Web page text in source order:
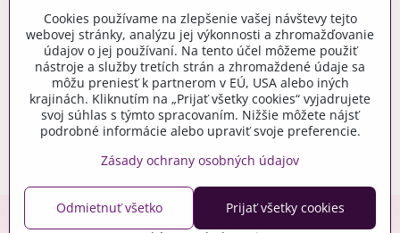
Gravírovanie
Materiály na stiahnutie
Videonávody
Blog
Kreatívna poradňa
Copyright © 2006-2026 crafty.sk
Cookies používame na zlepšenie vašej návštevy tejto
webovej stránky, analýzu jej výkonnosti a zhromažďovanie
údajov o jej používaní. Na tento účel môžeme použiť
nástroje a služby tretích strán a zhromaždené údaje sa
môžu preniesť k partnerom v EÚ, USA alebo iných
krajinách. Kliknutím na „Prijať všetky cookies“ vyjadrujete
svoj súhlas s týmto spracovaním. Nižšie môžete nájsť
podrobné informácie alebo upraviť svoje preferencie.
Zásady ochrany osobných údajov
Prijať všetky cookies
Odmietnuť všetko